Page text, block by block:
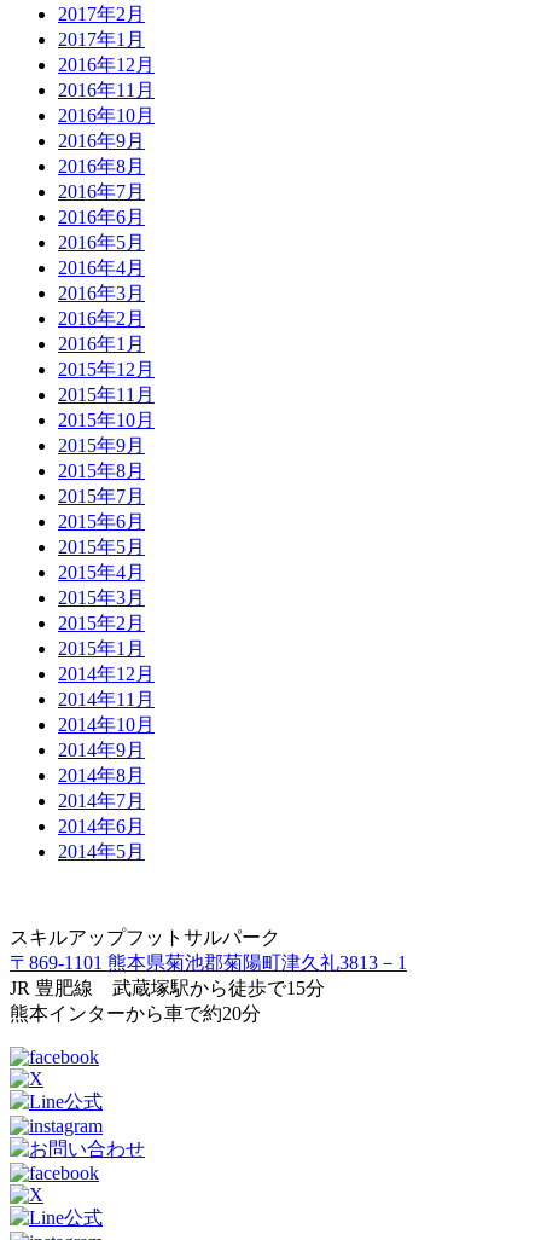
2017年2月
2017年1月
2016年12月
2016年11月
2016年10月
2016年9月
2016年8月
2016年7月
2016年6月
2016年5月
2016年4月
2016年3月
2016年2月
2016年1月
2015年12月
2015年11月
2015年10月
2015年9月
2015年8月
2015年7月
2015年6月
2015年5月
2015年4月
2015年3月
2015年2月
2015年1月
2014年12月
2014年11月
2014年10月
2014年9月
2014年8月
2014年7月
2014年6月
2014年5月
スキルアップフットサルパーク
〒869-1101 熊本県菊池郡菊陽町津久礼3813－1
JR 豊肥線 武蔵塚駅から徒歩で15分
熊本インターから車で約20分